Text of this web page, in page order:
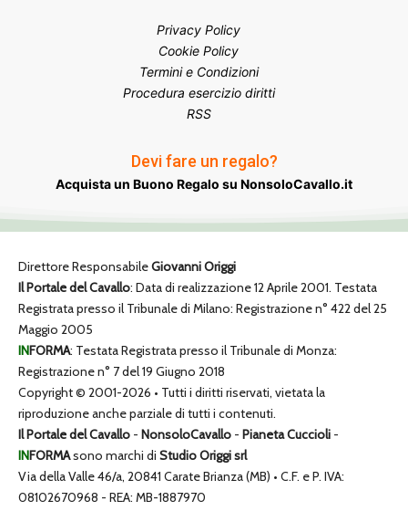
Privacy Policy
Cookie Policy
Termini e Condizioni
Procedura esercizio diritti
RSS
Devi fare un regalo?
Acquista un Buono Regalo su NonsoloCavallo.it
Direttore ResponsabileGiovanni Origgi
Il Portale del Cavallo: Data di realizzazione 12 Aprile 2001. Testata
Registrata presso il Tribunale di Milano: Registrazione n° 422 del 25
Maggio 2005
INFORMA: Testata Registrata presso il Tribunale di Monza:
Registrazione n° 7 del 19 Giugno 2018
Copyright © 2001-2026 • Tutti i diritti riservati, vietata la
riproduzione anche parziale di tutti i contenuti.
Il Portale del Cavallo - NonsoloCavallo - Pianeta Cuccioli -
INFORMAsono marchi di Studio Origgi srl
Via della Valle 46/a, 20841 Carate Brianza (MB) • C.F. e P. IVA:
08102670968 - REA: MB-1887970